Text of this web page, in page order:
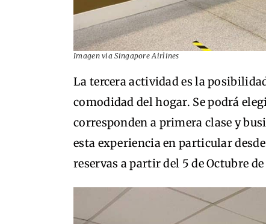
Imagen via Singapore Airlines
La tercera actividad es la
comodidad del hogar. Se podrá
corresponden a primera clase y
esta experiencia en particular
reservas a partir del 5 de Octubre